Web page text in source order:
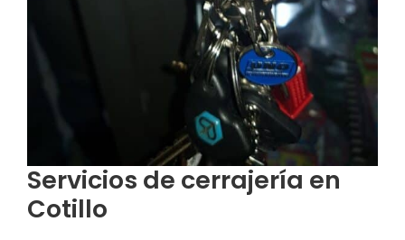
Servicios de cerrajería en
Cotillo